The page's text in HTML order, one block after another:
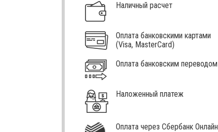
Наличный расчет
Оплата банковскими картами
(Visa, MasterCard)
Оплата банковским переводом
Наложенный платеж
Оплата через Сбербанк Онлайн